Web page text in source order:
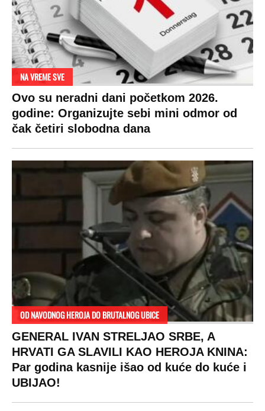
NA VREME SVE
Ovo su neradni dani početkom 2026.
godine: Organizujte sebi mini odmor od
čak četiri slobodna dana
OD NAVODNOG HEROJA DO BRUTALNOG UBICE
GENERAL IVAN STRELJAO SRBE, A
HRVATI GA SLAVILI KAO HEROJA KNINA:
Par godina kasnije išao od kuće do kuće i
UBIJAO!